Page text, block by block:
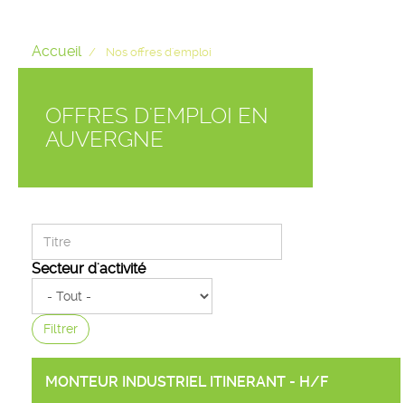
Accueil Nos offres d'emploi
OFFRES D'EMPLOI EN
AUVERGNE
Secteur d'activité
Filtrer
MONTEUR INDUSTRIEL ITINERANT - H/F